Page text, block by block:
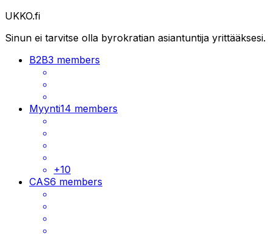
UKKO.fi
Sinun ei tarvitse olla byrokratian asiantuntija yrittääksesi.
B2B3 members
Myynti14 members
+10
CAS6 members